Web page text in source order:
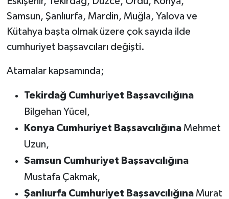
Samsun, Şanlıurfa, Mardin, Muğla, Yalova ve
Kütahya başta olmak üzere çok sayıda ilde
cumhuriyet başsavcıları değişti.
Atamalar kapsamında;
Tekirdağ Cumhuriyet Başsavcılığına
Bilgehan Yücel,
Konya Cumhuriyet BaşsavcılığınaMehmet
Uzun,
Samsun Cumhuriyet Başsavcılığına
Mustafa Çakmak,
Şanlıurfa Cumhuriyet BaşsavcılığınaMurat